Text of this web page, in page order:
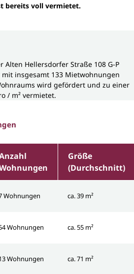
bereits voll vermietet.
Alten Hellersdorfer Straße 108 G-P
insgesamt 133 Mietwohnungen
wird gefördert und zu einer
/ m² vermietet.
Größe
(Durchschnitt)
Wohnungen ca. 39 m²
Wohnungen ca. 55 m²
Wohnungen ca. 71 m²